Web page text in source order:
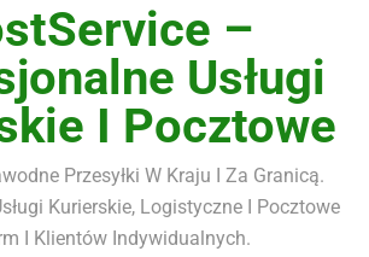
w kolarstwie zaczyna się online
Biżuteria srebrna
Kawa premium
–
Usługi
I Pocztowe
Przesyłki W Kraju I Za Granicą.
Kurierskie, Logistyczne I Pocztowe
I Klientów Indywidualnych.